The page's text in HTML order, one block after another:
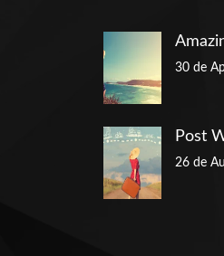
30 de
Post
26 de